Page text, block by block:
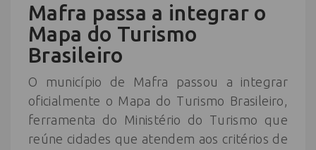
Mafra passa a integrar o
Mapa do Turismo
Brasileiro
O município de Mafra passou a integrar
oficialmente o Mapa do Turismo Brasileiro,
ferramenta do Ministério do Turismo que
reúne cidades que atendem aos critérios de